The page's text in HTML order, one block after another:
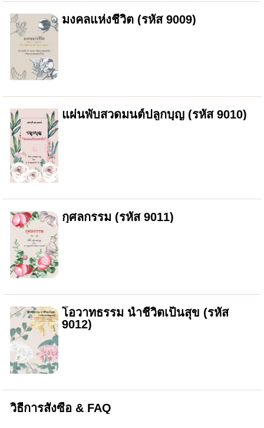
มงคลแห่งชีวิต (รหัส 9009)
แผ่นพับสวดมนต์ปลูกบุญ (รหัส 9010)
กุศลกรรม (รหัส 9011)
โอวาทธรรม นำชีวิตเป็นสุข (รหัส
9012)
วิธีการสั่งซื้อ & FAQ